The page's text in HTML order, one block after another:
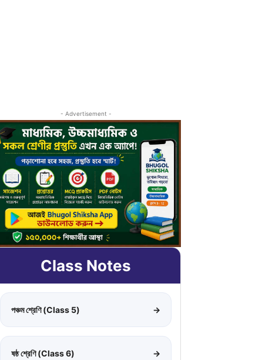
- Advertisement -
Class Notes
পঞ্চম শ্রেণি (Class 5) →
ষষ্ঠ শ্রেণি (Class 6) →